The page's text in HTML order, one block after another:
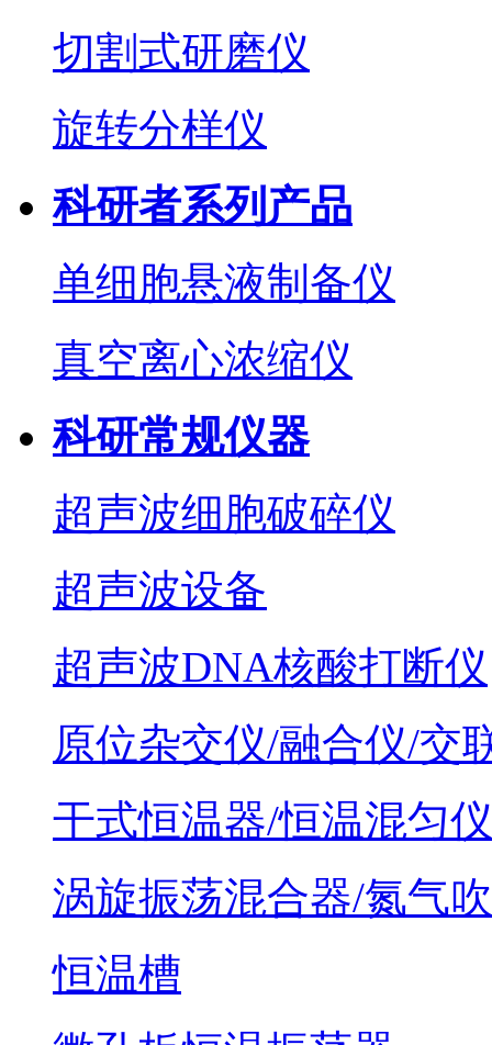
切割式研磨仪
旋转分样仪
科研者系列产品
单细胞悬液制备仪
真空离心浓缩仪
科研常规仪器
超声波细胞破碎仪
超声波设备
超声波DNA核酸打断仪
原位杂交仪/融合仪/交
干式恒温器/恒温混匀仪
涡旋振荡混合器/氮气
恒温槽